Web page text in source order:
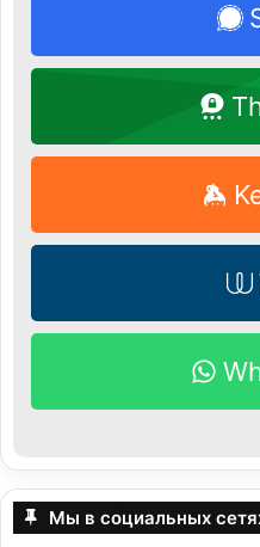
Мы в социальных